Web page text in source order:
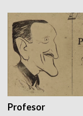
Profesor